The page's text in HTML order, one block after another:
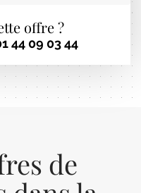
offre ?
44 09 03 44
de